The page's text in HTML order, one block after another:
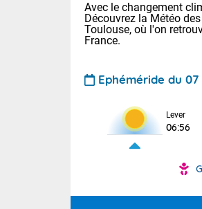
Avec le changement
Découvrez la Météo
Toulouse, où l'on
France.
Ephéméride du
Lever
06:56